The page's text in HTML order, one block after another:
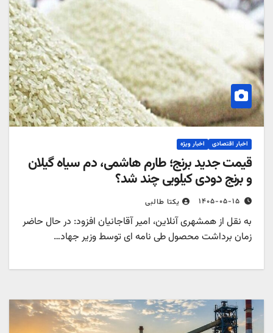
اخبار اقتصادی اخبار ویژه
قیمت جدید برنج؛ طارم هاشمی، دم سیاه گیلان
و برنج دودی کیلویی چند شد؟
۱۴۰۵-۰۵-۱۵ یکتا طالبی
به نقل از همشهری آنلاین، امیر آقاجانیان افزود: در حال حاضر
زمان برداشت محصول طی نامه ای توسط وزیر جهاد…